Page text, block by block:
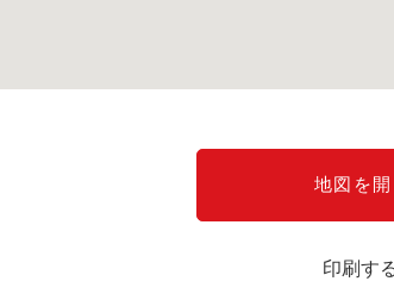
地図を開
印刷す